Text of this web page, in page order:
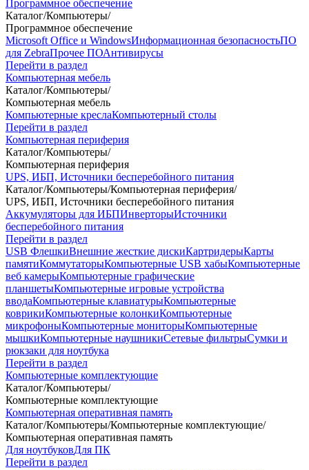
Программное обеспечение
Каталог/Компьютеры/
Программное обеспечение
Microsoft Office и WindowsИнформационная безопасностьПО
для ZebraПрочее ПОАнтивирусы
Перейти в раздел
Компьютерная мебель
Каталог/Компьютеры/
Компьютерная мебель
Компьютерные креслаКомпьютерный столы
Перейти в раздел
Компьютерная периферия
Каталог/Компьютеры/
Компьютерная периферия
UPS, ИБП, Источники бесперебойного питания
Каталог/Компьютеры/Компьютерная периферия/
UPS, ИБП, Источники бесперебойного питания
Аккумуляторы для ИБПИнверторыИсточники
бесперебойного питания
Перейти в раздел
USB ФлешкиВнешние жесткие дискиКартридерыКарты
памятиКоммутаторыКомпьютерные USB хабыКомпьютерные
веб камерыКомпьютерные графические
планшетыКомпьютерные игровые устройства
вводаКомпьютерные клавиатурыКомпьютерные
коврикиКомпьютерные колонкиКомпьютерные
микрофоныКомпьютерные мониторыКомпьютерные
мышкиКомпьютерные наушникиСетевые фильтрыСумки и
рюкзаки для ноутбука
Перейти в раздел
Компьютерные комплектующие
Каталог/Компьютеры/
Компьютерные комплектующие
Компьютерная оперативная память
Каталог/Компьютеры/Компьютерные комплектующие/
Компьютерная оперативная память
Для ноутбуковДля ПК
Перейти в раздел